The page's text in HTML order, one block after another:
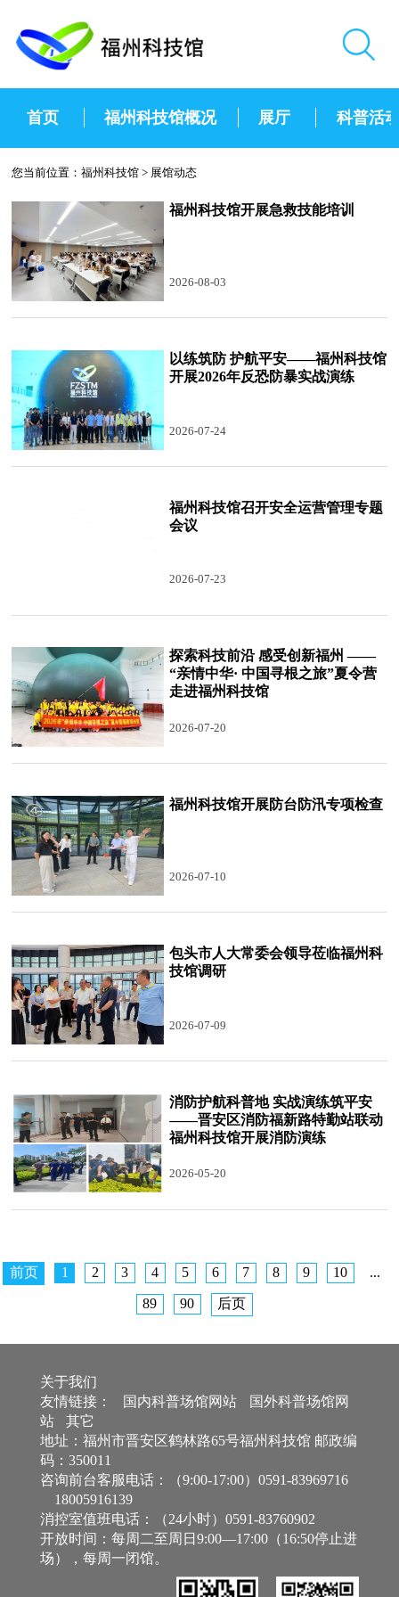
首页 福州科技馆概况 展厅 科普活
您当前位置：福州科技馆 > 展馆动态
福州科技馆开展急救技能培训
2026-08-03
以练筑防 护航平安——福州科技馆
开展2026年反恐防暴实战演练
2026-07-24
福州科技馆召开安全运营管理专题
会议
2026-07-23
探索科技前沿 感受创新福州 ——
“亲情中华· 中国寻根之旅”夏令营
走进福州科技馆
2026-07-20
福州科技馆开展防台防汛专项检查
2026-07-10
包头市人大常委会领导莅临福州科
技馆调研
2026-07-09
消防护航科普地 实战演练筑平安
——晋安区消防福新路特勤站联动
福州科技馆开展消防演练
2026-05-20
前页 1 2 3 4 5 6 7 8 9 10 ...
89 90 后页
关于我们
友情链接：
国内科普场馆网站
国外科普场馆网
站
其它
地址：福州市晋安区鹤林路65号福州科技馆 邮政编
码：350011
咨询前台客服电话：（9:00-17:00）0591-83969716
18005916139
消控室值班电话：（24小时）0591-83760902
开放时间：每周二至周日9:00—17:00（16:50停止进
场），每周一闭馆。